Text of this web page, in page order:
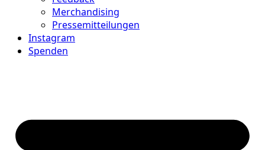
Merchandising
Pressemitteilungen
Instagram
Spenden